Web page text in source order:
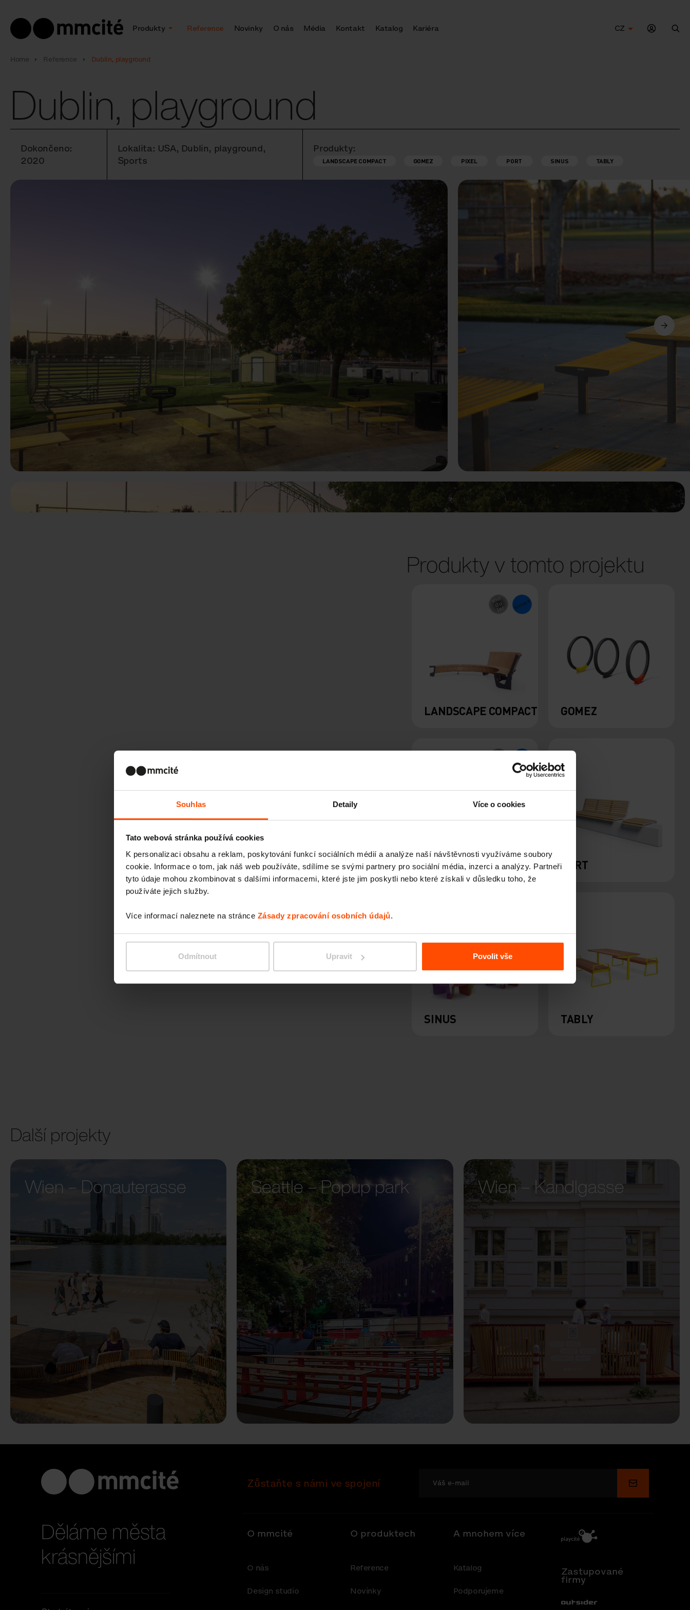
Souhlas Detaily Více o cookies
Tato webová stránka používá cookies
K personalizaci obsahu a reklam, poskytování funkcí sociálních médií a analýze naší návštěvnosti využíváme soubory
cookie. Informace o tom, jak náš web používáte, sdílíme se svými partnery pro sociální média, inzerci a analýzy. Partneři
tyto údaje mohou zkombinovat s dalšími informacemi, které jste jim poskytli nebo které získali v důsledku toho, že
používáte jejich služby.
Více informací naleznete na stránce Zásady zpracování osobních údajů.
Odmítnout Upravit Povolit vše
Produkty Reference Novinky O nás Média Kontakt Katalog Kariéra
CZ
Home Reference Dublin, playground
Dublin, playground
Dokončeno:
2020
Lokalita: USA, Dublin, playground,
Sports
Produkty:
LANDSCAPE COMPACT GOMEZ PIXEL PORT SINUS TABLY
Předchozí
Produkty v tomto projektu
LANDSCAPE COMPACT GOMEZ
PIXEL PORT
SINUS TABLY
Další projekty
Wien – Donauterasse
Seattle – Popup park Wien – Kandlgasse
Děláme města
krásnějšími
Zůstaňte s námi ve spojení Odeslat
O mmcité
O nás
Design studio
O produktech
Reference
Novinky
A mnohem více
Katalog
Podporujeme
Zastupované
firmy
Out-Sider